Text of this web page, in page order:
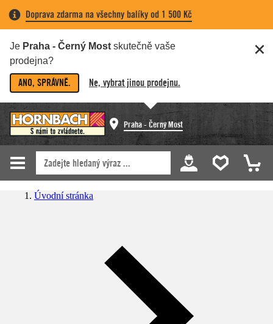
Doprava zdarma na všechny balíky od 1 500 Kč
Je Praha - Černý Most skutečně vaše
prodejna?
ANO, SPRÁVNĚ. Ne, vybrat jinou prodejnu.
Praha - Černý Most
Úvodní stránka